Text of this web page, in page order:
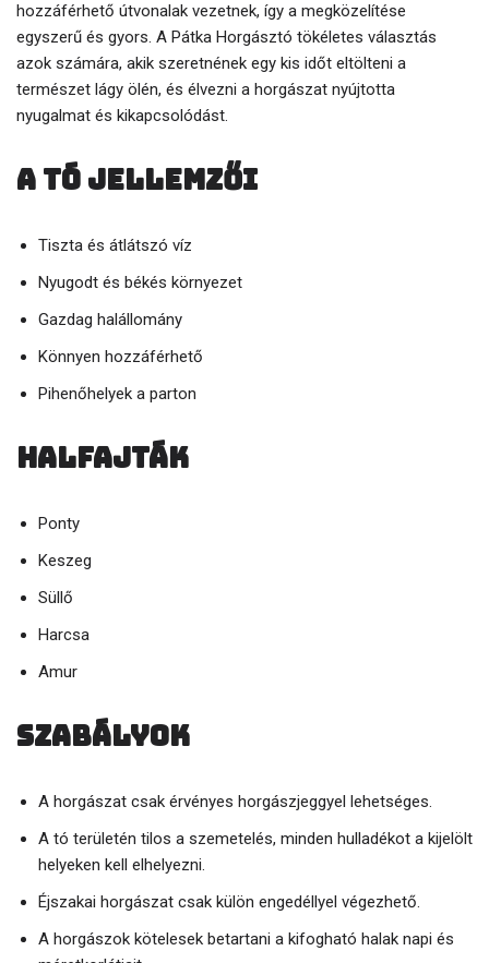
hozzáférhető útvonalak vezetnek, így a megközelítése
egyszerű és gyors. A Pátka Horgásztó tökéletes választás
azok számára, akik szeretnének egy kis időt eltölteni a
természet lágy ölén, és élvezni a horgászat nyújtotta
nyugalmat és kikapcsolódást.
A tó jellemzői
Tiszta és átlátszó víz
Nyugodt és békés környezet
Gazdag halállomány
Könnyen hozzáférhető
Pihenőhelyek a parton
Halfajták
Ponty
Keszeg
Süllő
Harcsa
Amur
Szabályok
A horgászat csak érvényes horgászjeggyel lehetséges.
A tó területén tilos a szemetelés, minden hulladékot a kijelölt
helyeken kell elhelyezni.
Éjszakai horgászat csak külön engedéllyel végezhető.
A horgászok kötelesek betartani a kifogható halak napi és